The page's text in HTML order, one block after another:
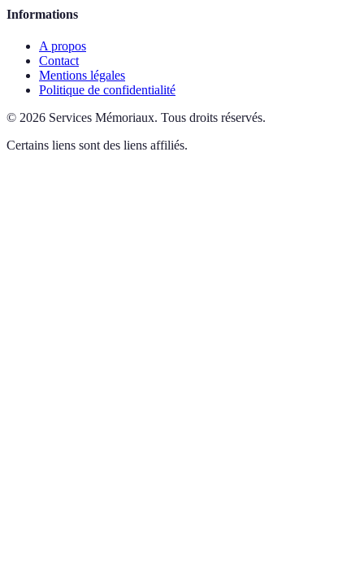
Informations
A propos
Contact
Mentions légales
Politique de confidentialité
© 2026 Services Mémoriaux. Tous droits réservés.
Certains liens sont des liens affiliés.